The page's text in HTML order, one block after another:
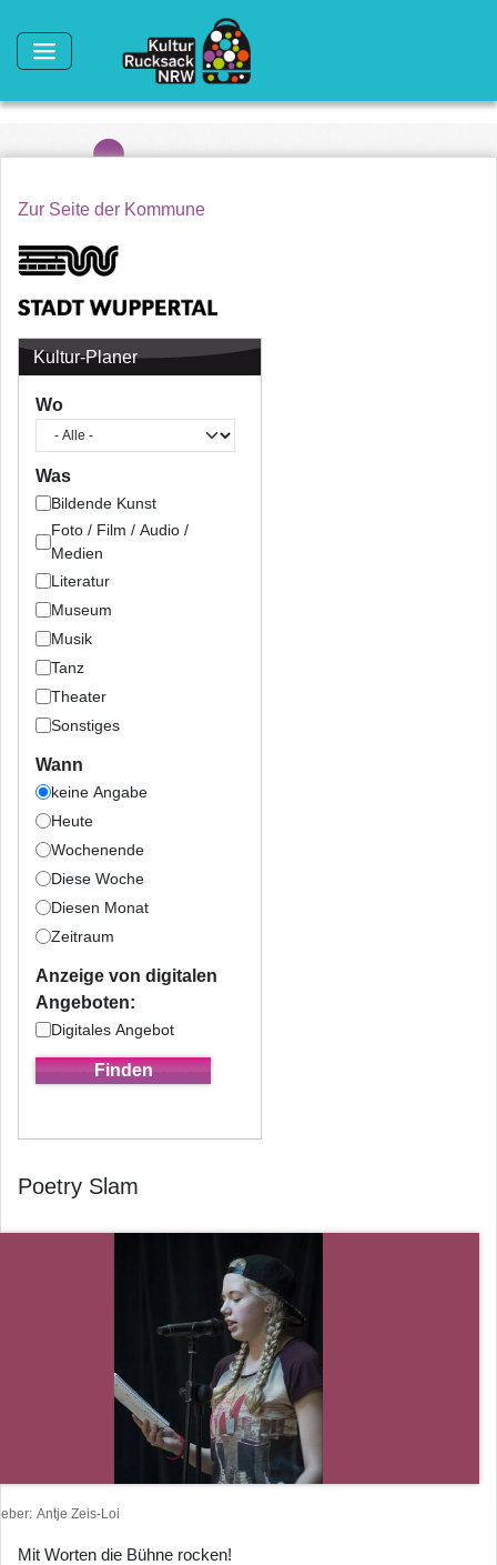
Zur Seite der Kommune
Kultur-Planer
Wo
Was
Bildende Kunst
Foto / Film / Audio /
Medien
Literatur
Museum
Musik
Tanz
Theater
Sonstiges
Wann
keine Angabe
Heute
Wochenende
Diese Woche
Diesen Monat
Zeitraum
Anzeige von digitalen
Angeboten:
Digitales Angebot
Poetry Slam
Antje Zeis-Loi
Mit Worten die Bühne rocken!